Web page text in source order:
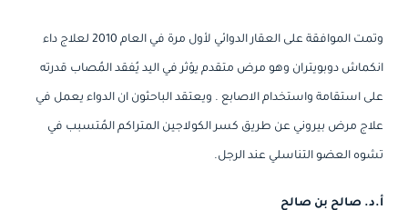
وتمت الموافقة على العقار الدوائي لأول مرة في العام 2010 لعلاج داء
انكماش دوبويتران وهو مرض متقدم يؤثر في اليد يُفقد المُصاب قدرته
على استقامة واستخدام الاصابع . ويعتقد الباحثون ان الدواء يعمل في
علاج مرض بيروني عن طريق كسر الكولاجين المتراكم المُتسبب في
تشوه العضو التناسلي عند الرجل.
أ.د. صالح بن صالح